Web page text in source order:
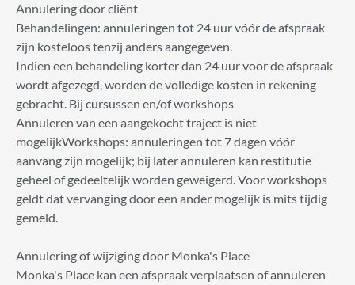
Annulering door cliënt
Behandelingen: annuleringen tot 24 uur vóór de afspraak
zijn kosteloos tenzij anders aangegeven.
Indien een behandeling korter dan 24 uur voor de afspraak
wordt afgezegd, worden de volledige kosten in rekening
gebracht. Bij cursussen en/of workshops
Annuleren van een aangekocht traject is niet
mogelijkWorkshops: annuleringen tot 7 dagen vóór
aanvang zijn mogelijk; bij later annuleren kan restitutie
geheel of gedeeltelijk worden geweigerd. Voor workshops
geldt dat vervanging door een ander mogelijk is mits tijdig
gemeld.
Annulering of wijziging door Monka's Place
Monka's Place kan een afspraak verplaatsen of annuleren